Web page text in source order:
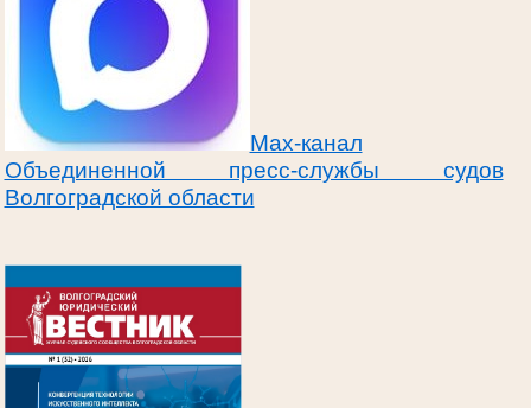
Max-канал
Объединенной пресс-службы судов
Волгоградской области